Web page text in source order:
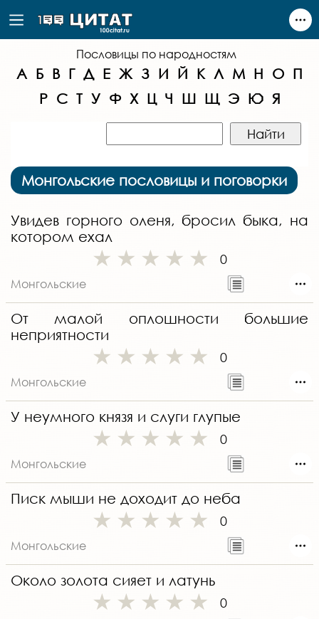
Пословицы по народностям
А Б В Г Д Е Ж З И Й К Л М Н О П
Р С Т У Ф Х Ц Ч Ш Щ Э Ю Я
Монгольские пословицы и поговорки
Увидев горного оленя, бросил быка, на
котором ехал
0
Монгольские
От малой оплошности большие
неприятности
0
Монгольские
У неумного князя и слуги глупые
0
Монгольские
Писк мыши не доходит до неба
0
Монгольские
Около золота сияет и латунь
0